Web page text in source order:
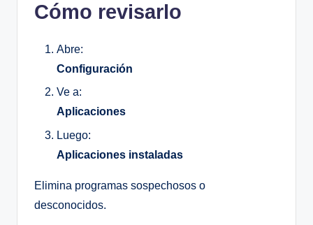
Cómo revisarlo
Abre:
Configuración
Ve a:
Aplicaciones
Luego:
Aplicaciones instaladas
Elimina programas sospechosos o
desconocidos.